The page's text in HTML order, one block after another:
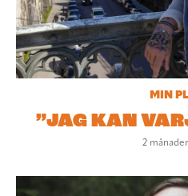
MIN
”JAG KAN
2